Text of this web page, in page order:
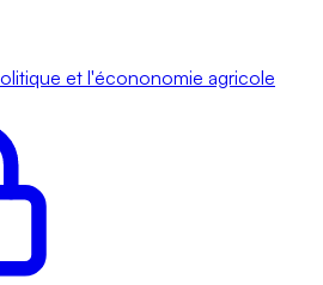
et l'écononomie agricole